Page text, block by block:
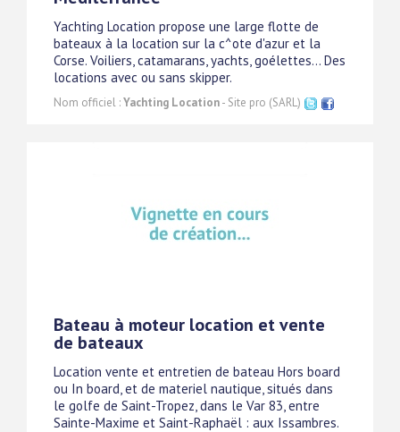
Yachting Location propose une large flotte de
bateaux à la location sur la c^ote d'azur et la
Corse. Voiliers, catamarans, yachts, goélettes... Des
locations avec ou sans skipper.
Nom officiel :Yachting Location- Site pro (SARL)
Bateau à moteur location et vente
de bateaux
Location vente et entretien de bateau Hors board
ou In board, et de materiel nautique, situés dans
le golfe de Saint-Tropez, dans le Var 83, entre
Sainte-Maxime et Saint-Raphaël : aux Issambres.